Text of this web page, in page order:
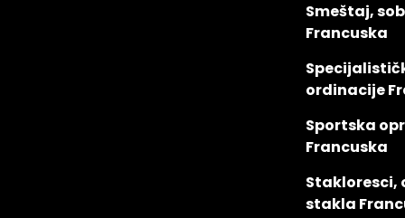
Smeštaj,
Francuska
ordinacije
Sportska
Francuska
Stakloresci,
stakla